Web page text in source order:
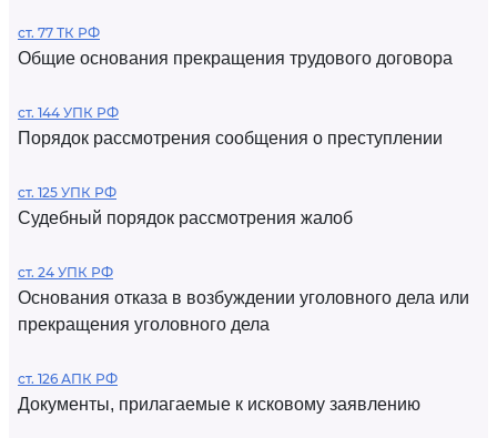
ст. 77 ТК РФ
Общие основания прекращения трудового договора
ст. 144 УПК РФ
Порядок рассмотрения сообщения о преступлении
ст. 125 УПК РФ
Судебный порядок рассмотрения жалоб
ст. 24 УПК РФ
Основания отказа в возбуждении уголовного дела или
прекращения уголовного дела
ст. 126 АПК РФ
Документы, прилагаемые к исковому заявлению